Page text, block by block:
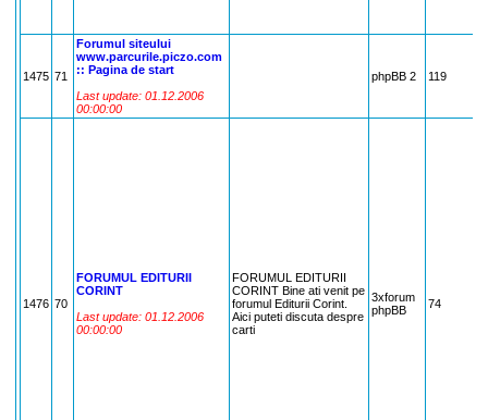
1475 71
Forumul siteului
www.parcurile.piczo.com
:: Pagina de start
Last update: 01.12.2006
00:00:00
phpBB 2 119
1476 70
FORUMUL EDITURII
CORINT
Last update: 01.12.2006
00:00:00
FORUMUL EDITURII
CORINT Bine ati venit pe
forumul Editurii Corint.
Aici puteti discuta despre
carti
3xforum
phpBB
74